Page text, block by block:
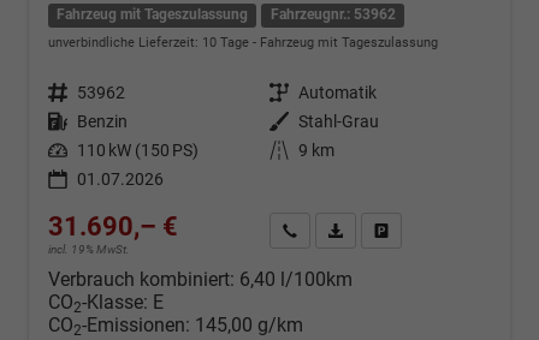
Fahrzeug mit Tageszulassung Fahrzeugnr.: 53962
unverbindliche Lieferzeit: 10 Tage Fahrzeug mit Tageszulassung
Fahrzeugnr. 53962 Getriebe Automatik
Kraftstoff Benzin Außenfarbe Stahl-Grau
Leistung 110 kW (150 PS) Kilometerstand 9 km
01.07.2026
31.690,– €
incl. 19% MwSt.
Kontakt & Angebot anfordern
PDF-Datei, Fahrzeugexposé
Verbrauch kombiniert: 6,40 l/100km
CO2-Klasse: E
CO2-Emissionen: 145,00 g/km